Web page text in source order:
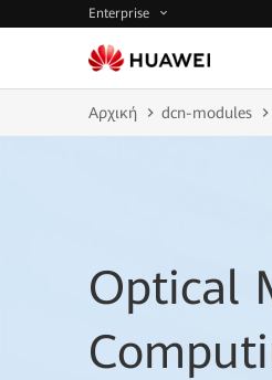
Enterprise
Αρχική dcn-modules
Optical